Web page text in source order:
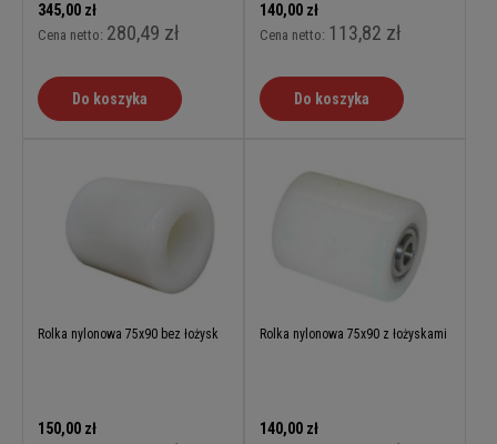
345,00 zł
Cena netto: 280,49 zł
Do koszyka
140,00 zł
Cena netto: 113,82 zł
Do koszyka
Rolka nylonowa 75x90 bez łożysk
150,00 zł
Rolka nylonowa 75x90 z łożyskami
140,00 zł